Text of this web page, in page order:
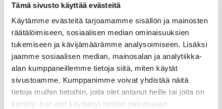
Tämä sivusto käyttää evästeitä
Käytämme evästeitä tarjoamamme sisällön ja mainosten
räätälöimiseen, sosiaalisen median ominaisuuksien
tukemiseen ja kävijämäärämme analysoimiseen. Lisäksi
jaamme sosiaalisen median, mainosalan ja analytiikka-
alan kumppaneillemme tietoja siitä, miten käytät
sivustoamme. Kumppanimme voivat yhdistää näitä
tietoja muihin tietoihin, joita olet antanut heille tai joita on
kerätty, kun olet käyttänyt heidän palvelujaan.
HIITOLANKATU 12
105 000 € 83 m²
Suomi Joensuu Niinivaara
Omakotitalo 1961
3h+k+s. Alakerrassa lisäksi varasto, iso oleskelutila,